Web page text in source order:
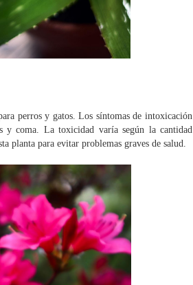
perros y gatos. Los síntomas de intoxicación
y coma. La toxicidad varía según la cantidad
planta para evitar problemas graves de salud.